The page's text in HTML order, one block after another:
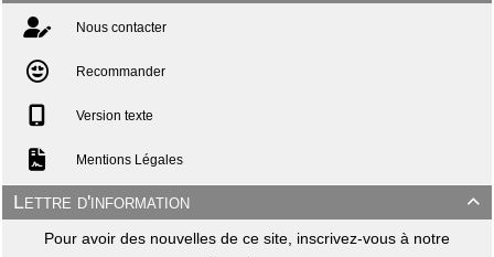
Nous contacter
Recommander
Version texte
Mentions Légales

Lettre d'information
Pour avoir des nouvelles de ce site, inscrivez-vous à notre